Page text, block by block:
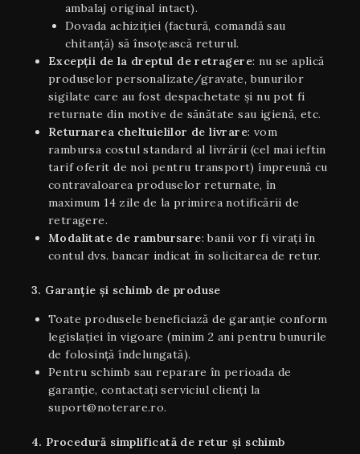
ambalaj original intact).
Dovada achiziției (factură, comandă sau
chitanță) să însoțească returul.
Excepții de la dreptul de retragere: nu se aplică
produselor personalizate/gravate, bunurilor
sigilate care au fost despachetate și nu pot fi
returnate din motive de sănătate sau igienă, etc.
Returnarea cheltuielilor de livrare: vom
rambursa costul standard al livrării (cel mai ieftin
tarif oferit de noi pentru transport) împreună cu
contravaloarea produselor returnate, în
maximum 14 zile de la primirea notificării de
retragere.
Modalitate de rambursare: banii vor fi virați în
contul dvs. bancar indicat în solicitarea de retur.
3. Garanție și schimb de produse
Toate produsele beneficiază de garanție conform
legislației în vigoare (minim 2 ani pentru bunurile
de folosință îndelungată).
Pentru schimb sau reparare în perioada de
garanție, contactați serviciul clienți la
suport@noterare.ro.
4. Procedură simplificată de retur și schimb